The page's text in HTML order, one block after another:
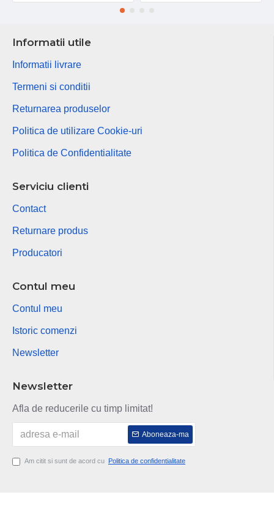
Informatii utile
Informatii livrare
Termeni si conditii
Returnarea produselor
Politica de utilizare Cookie-uri
Politica de Confidentialitate
Serviciu clienti
Contact
Returnare produs
Producatori
Contul meu
Contul meu
Istoric comenzi
Newsletter
Newsletter
Afla de reducerile cu timp limitat!
Aboneaza-ma
Am citit si sunt de acord cu Politica de confidentialitate